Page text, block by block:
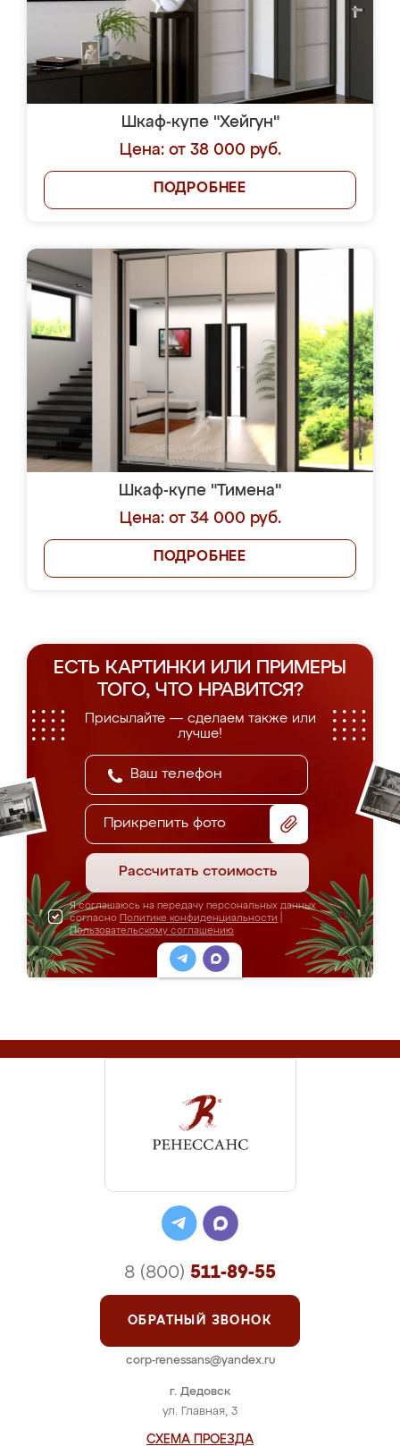
Шкаф-купе "Хейгун"
Цена: от 38 000 руб.
ПОДРОБНЕЕ
Шкаф-купе "Тимена"
Цена: от 34 000 руб.
ПОДРОБНЕЕ
ЕСТЬ КАРТИНКИ ИЛИ ПРИМЕРЫ
ТОГО, ЧТО НРАВИТСЯ?
Присылайте — сделаем также или
лучше!
Прикрепить фото
Рассчитать стоимость
Я соглашаюсь на передачу персональных данных
согласно Политике конфиденциальности
Пользовательскому соглашению
г. Дедовск
ул. Главная, 3
СХЕМА ПРОЕЗДА
8 (800) 511-89-55
ОБРАТНЫЙ ЗВОНОК
corp-renessans@yandex.ru